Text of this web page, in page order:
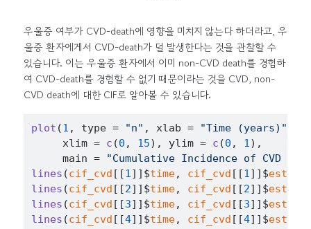
우울증 여부가 CVD-death에 영향을 미치지 않는다 하더라고, 우
울증 환자에게서 CVD-death가 덜 발생한다는 것을 관찰할 수
있습니다. 이는 우울증 환자에서 이미 non-CVD death를 경험하
여 CVD-death를 경험할 수 없기 때문이라는 것을 CVD, non-
CVD death에 대한 CIF로 알아볼 수 있습니다.
plot (1 , type = "n" , xlab = "Time (years)"
     xlim
= c (0 , 15) , ylim = c (0 , 1) ,
     main
=
"Cumulative Incidence of CVD
lines (cif_cvd [[1] ] $time, cif_cvd [[1] ] $est
lines (cif_cvd [[2] ] $time, cif_cvd [[2] ] $est
lines (cif_cvd [[3] ] $time, cif_cvd [[3] ] $est
lines (cif_cvd [[4] ] $time, cif_cvd [[4] ] $est